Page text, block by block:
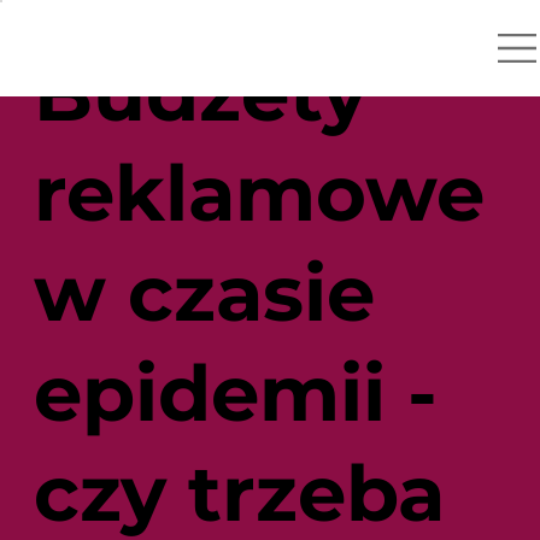
Budżety
reklamowe
w czasie
epidemii -
czy trzeba